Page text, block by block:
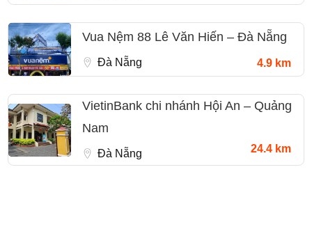
Vua Nệm 88 Lê Văn Hiến – Đà Nẵng
Đà Nẵng 4.9 km
VietinBank chi nhánh Hội An – Quảng
Nam
Đà Nẵng 24.4 km